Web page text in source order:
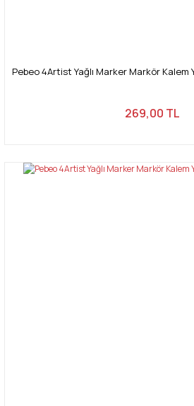
Pebeo 4Artist Yağlı Marker Markör Kalem
269,00 TL